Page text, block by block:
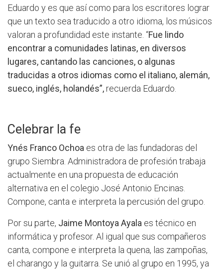
Eduardo y es que así como para los escritores lograr
que un texto sea traducido a otro idioma, los músicos
valoran a profundidad este instante. “Fue lindo
encontrar a comunidades latinas, en diversos
lugares, cantando las canciones, o algunas
traducidas a otros idiomas como el italiano, alemán,
sueco, inglés, holandés”, recuerda Eduardo.
Celebrar la fe
Ynés Franco Ochoa es otra de las fundadoras del
grupo Siembra. Administradora de profesión trabaja
actualmente en una propuesta de educación
alternativa en el colegio José Antonio Encinas.
Compone, canta e interpreta la percusión del grupo.
Por su parte, Jaime Montoya Ayala es técnico en
informática y profesor. Al igual que sus compañeros
canta, compone e interpreta la quena, las zampoñas,
el charango y la guitarra. Se unió al grupo en 1995, ya